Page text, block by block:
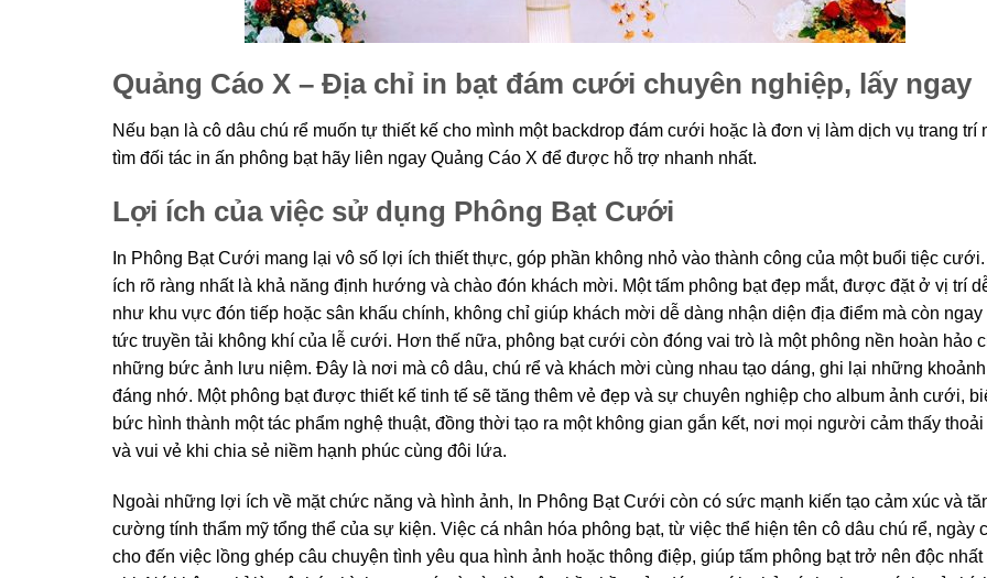
Quảng Cáo X – Địa chỉ in bạt đám cưới chuyên nghiệp, lấy ngay
Nếu bạn là cô dâu chú rể muốn tự thiết kế cho mình một backdrop đám cưới hoặc là đơn vị làm dịch vụ trang trí
tìm đối tác in ấn phông bạt hãy liên ngay Quảng Cáo X để được hỗ trợ nhanh nhất.
Lợi ích của việc sử dụng Phông Bạt Cưới
In Phông Bạt Cưới mang lại vô số lợi ích thiết thực, góp phần không nhỏ vào thành công của một buổi tiệc
ích rõ ràng nhất là khả năng định hướng và chào đón khách mời. Một tấm phông bạt đẹp mắt, được đặt ở vị trí
như khu vực đón tiếp hoặc sân khấu chính, không chỉ giúp khách mời dễ dàng nhận diện địa điểm mà còn ngay
tức truyền tải không khí của lễ cưới. Hơn thế nữa, phông bạt cưới còn đóng vai trò là một phông nền hoàn hảo
những bức ảnh lưu niệm. Đây là nơi mà cô dâu, chú rể và khách mời cùng nhau tạo dáng, ghi lại những
đáng nhớ. Một phông bạt được thiết kế tinh tế sẽ tăng thêm vẻ đẹp và sự chuyên nghiệp cho album ảnh cưới,
bức hình thành một tác phẩm nghệ thuật, đồng thời tạo ra một không gian gắn kết, nơi mọi người cảm thấy thoải
và vui vẻ khi chia sẻ niềm hạnh phúc cùng đôi lứa.
Ngoài những lợi ích về mặt chức năng và hình ảnh, In Phông Bạt Cưới còn có sức mạnh kiến tạo cảm xúc và
cường tính thẩm mỹ tổng thể của sự kiện. Việc cá nhân hóa phông bạt, từ việc thể hiện tên cô dâu chú rể, ngày
cho đến việc lồng ghép câu chuyện tình yêu qua hình ảnh hoặc thông điệp, giúp tấm phông bạt trở nên độc nhất